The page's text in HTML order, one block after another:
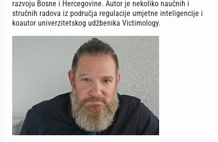
razvoju Bosne i Hercegovine. Autor je nekoliko naučnih i
stručnih radova iz područja regulacije umjetne inteligencije i
koautor univerzitetskog udžbenika Victimology.